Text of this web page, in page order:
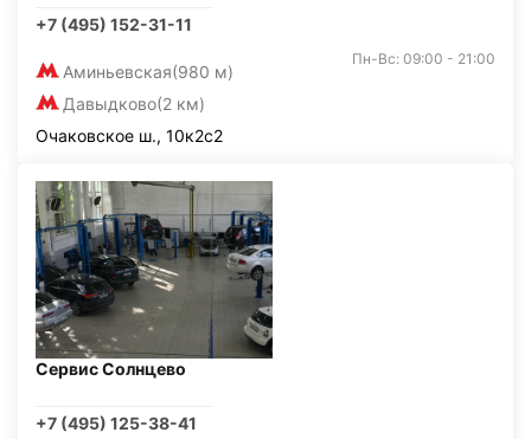
+7 (495) 152-31-11
Аминьевская(980 м)
Давыдково(2 км)
Пн-Вс: 09:00 - 21:00
Очаковское ш., 10к2с2
Сервис Солнцево
+7 (495) 125-38-41